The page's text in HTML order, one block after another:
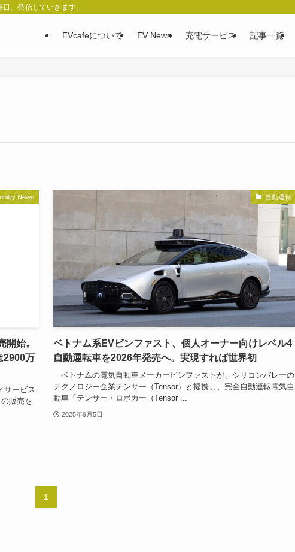
、発信していきます。
EVcafeについて EV News 充電サービス 記事一覧
News
開始。
2900万
サービス
販売を
自動運転
ベトナム系EVビンファスト、個人オーナー向けレベル4
自動運転車を2026年発売へ。実現すれば世界初
ベトナムの電気自動車メーカービンファストが、シリコンバレーの
テクノロジー企業テンサー（Tensor）と提携し、完全自動運転電気自
動車「テンサー・ロボカー（Tensor ...
2025年9月5日
1